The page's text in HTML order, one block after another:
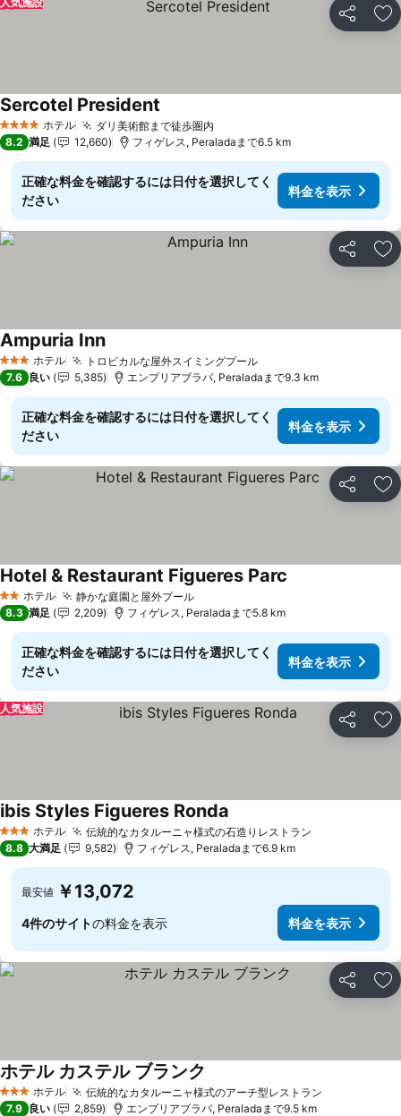
シェア お
4 ホテルのランク
ホテル ダリ美術館まで徒歩圏内
Sercotel President
8.2 満足 12,660 フィゲレス, Peraladaまで6.5 km
正確な料金を確認するには日付を選択してく
ださい
料金を表示
シェア お
3 ホテルのランク
ホテル トロピカルな屋外スイミングプール料金を表示
Ampuria Inn料金を表示
7.6 良い 5,385 エンプリアブラバ, Peraladaまで9.3 km
正確な料金を確認するには日付を選択してく
ださい
料金を表示
シェア お
2 ホテルのランク
ホテル 静かな庭園と屋外プール料金を表示
Hotel & Restaurant Figueres Parc
8.3 満足 2,209 フィゲレス, Peraladaまで5.8 km
正確な料金を確認するには日付を選択してく
ださい
料金を表示
シェア お
人気施設
3 ホテルのランク
ホテル 伝統的なカタルーニャ様式の石造りレストラン
ibis Styles Figueres Ronda
8.8 大満足 9,582 フィゲレス, Peraladaまで6.9 km
最安値 ￥13,072
4件のサイトの料金を表示 料金を表示
シェア お
3 ホテルのランク
ホテル 伝統的なカタルーニャ様式のアーチ型レストラン
ホテル カステル ブランク
7.9 良い 2,859 エンプリアブラバ, Peraladaまで9.5 km